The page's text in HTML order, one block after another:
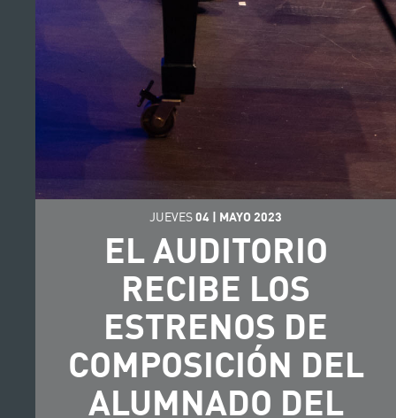
JUEVES04 | MAYO 2023
EL AUDITORIO
RECIBE LOS
ESTRENOS DE
COMPOSICIÓN DEL
ALUMNADO DEL